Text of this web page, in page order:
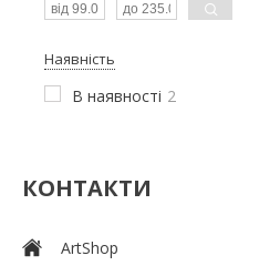
Наявність
В наявності 2
КОНТАКТИ
ArtShop